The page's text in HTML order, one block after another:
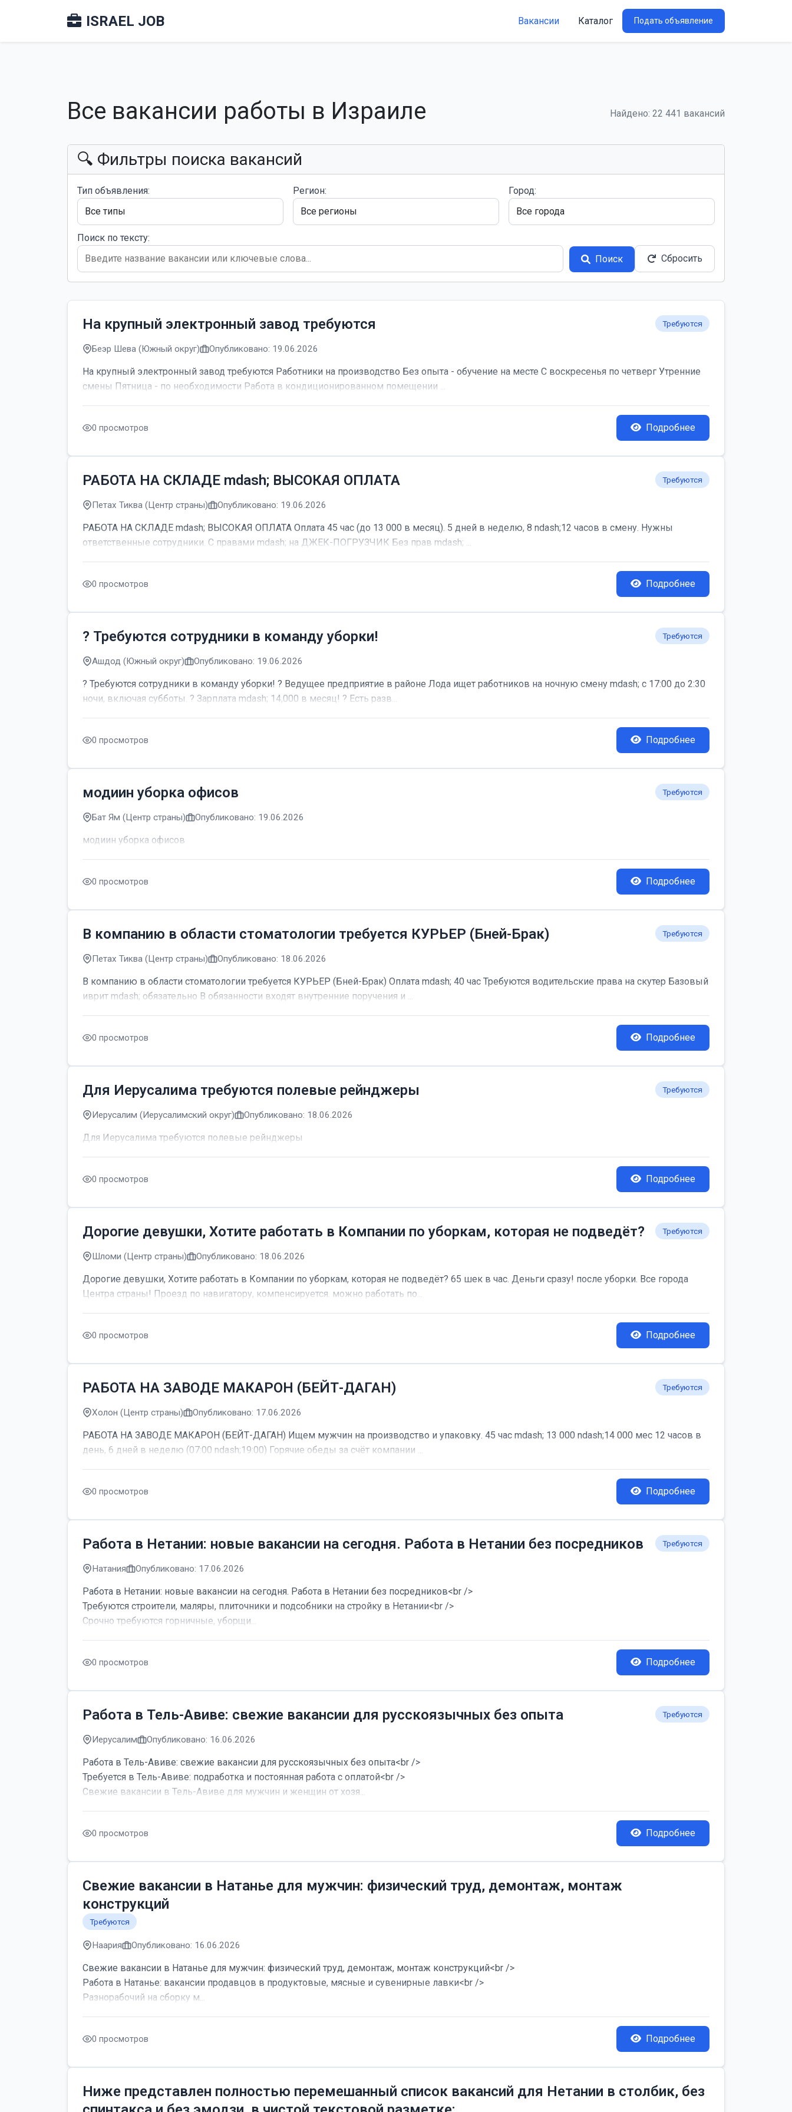
ISRAEL JOB Вакансии Каталог Подать объявление
Все вакансии работы в Израиле Найдено: 22 441 вакансий
🔍 Фильтры поиска вакансий
Тип объявления: Регион: Город:
Поиск по тексту:
Поиск
Сбросить
На крупный электронный завод требуются Требуются
Беэр Шева (Южный округ) Опубликовано: 19.06.2026
На крупный электронный завод требуются Работники на производство Без опыта - обучение на месте С воскресенья по четверг Утренние
смены Пятница - по необходимости Работа в кондиционированном помещении ...
0 просмотров Подробнее
РАБОТА НА СКЛАДЕ mdash; ВЫСОКАЯ ОПЛАТА Требуются
Петах Тиква (Центр страны) Опубликовано: 19.06.2026
РАБОТА НА СКЛАДЕ mdash; ВЫСОКАЯ ОПЛАТА Оплата 45 час (до 13 000 в месяц). 5 дней в неделю, 8 ndash;12 часов в смену. Нужны
ответственные сотрудники. С правами mdash; на ДЖЕК-ПОГРУЗЧИК Без прав mdash; ...
0 просмотров Подробнее
? Требуются сотрудники в команду уборки! Требуются
Ашдод (Южный округ) Опубликовано: 19.06.2026
? Требуются сотрудники в команду уборки! ? Ведущее предприятие в районе Лода ищет работников на ночную смену mdash; с 17:00 до 2:30
ночи, включая субботы. ? Зарплата mdash; 14,000 в месяц! ? Есть разв...
0 просмотров Подробнее
модиин уборка офисов Требуются
Бат Ям (Центр страны) Опубликовано: 19.06.2026
модиин уборка офисов
0 просмотров Подробнее
В компанию в области стоматологии требуется КУРЬЕР (Бней-Брак) Требуются
Петах Тиква (Центр страны) Опубликовано: 18.06.2026
В компанию в области стоматологии требуется КУРЬЕР (Бней-Брак) Оплата mdash; 40 час Требуются водительские права на скутер Базовый
иврит mdash; обязательно В обязанности входят внутренние поручения и ...
0 просмотров Подробнее
Для Иерусалима требуются полевые рейнджеры Требуются
Иерусалим (Иерусалимский округ) Опубликовано: 18.06.2026
Для Иерусалима требуются полевые рейнджеры
0 просмотров Подробнее
Дорогие девушки, Хотите работать в Компании по уборкам, которая не подведёт? Требуются
Шломи (Центр страны) Опубликовано: 18.06.2026
Дорогие девушки, Хотите работать в Компании по уборкам, которая не подведёт? 65 шек в час. Деньги сразу! после уборки. Все города
Центра страны! Проезд по навигатору, компенсируется. можно работать по...
0 просмотров Подробнее
РАБОТА НА ЗАВОДЕ МАКАРОН (БЕЙТ-ДАГАН) Требуются
Холон (Центр страны) Опубликовано: 17.06.2026
РАБОТА НА ЗАВОДЕ МАКАРОН (БЕЙТ-ДАГАН) Ищем мужчин на производство и упаковку. 45 час mdash; 13 000 ndash;14 000 мес 12 часов в
день, 6 дней в неделю (07:00 ndash;19:00) Горячие обеды за счёт компании ...
0 просмотров Подробнее
Работа в Нетании: новые вакансии на сегодня. Работа в Нетании без посредников Требуются
Натания Опубликовано: 17.06.2026
Работа в Нетании: новые вакансии на сегодня. Работа в Нетании без посредников<br />
Требуются строители, маляры, плиточники и подсобники на стройку в Нетании<br />
Срочно требуются горничные, уборщи...
0 просмотров Подробнее
Работа в Тель-Авиве: свежие вакансии для русскоязычных без опыта Требуются
Иерусалим Опубликовано: 16.06.2026
Работа в Тель-Авиве: свежие вакансии для русскоязычных без опыта<br />
Требуется в Тель-Авиве: подработка и постоянная работа с оплатой<br />
Свежие вакансии в Тель-Авиве для мужчин и женщин от хозя...
0 просмотров Подробнее
Свежие вакансии в Натанье для мужчин: физический труд, демонтаж, монтаж
конструкций
Требуются
Наария Опубликовано: 16.06.2026
Свежие вакансии в Натанье для мужчин: физический труд, демонтаж, монтаж конструкций<br />
Работа в Натанье: вакансии продавцов в продуктовые, мясные и сувенирные лавки<br />
Разнорабочий на сборку м...
0 просмотров Подробнее
Ниже представлен полностью перемешанный список вакансий для Нетании в столбик, без